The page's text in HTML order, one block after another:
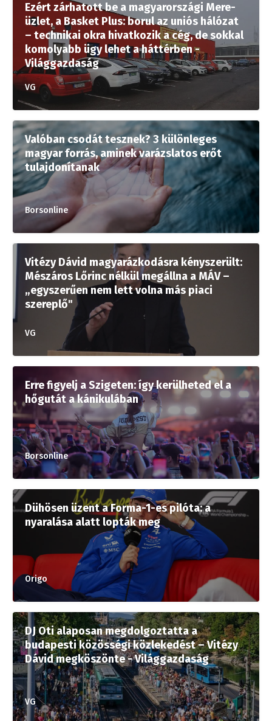
Ezért zárhatott be a magyarországi Mere-
üzlet, a Basket Plus: borul az uniós hálózat
– technikai okra hivatkozik a cég, de sokkal
komolyabb ügy lehet a háttérben -
Világgazdaság
VG
Valóban csodát tesznek? 3 különleges
magyar forrás, aminek varázslatos erőt
tulajdonítanak
Borsonline
Vitézy Dávid magyarázkodásra kényszerült:
Mészáros Lőrinc nélkül megállna a MÁV –
„egyszerűen nem lett volna más piaci
szereplő"
VG
Erre figyelj a Szigeten: így kerülheted el a
hőgutát a kánikulában
Borsonline
Dühösen üzent a Forma-1-es pilóta: a
nyaralása alatt lopták meg
Origo
DJ Oti alaposan megdolgoztatta a
budapesti közösségi közlekedést – Vitézy
Dávid megköszönte - Világgazdaság
VG